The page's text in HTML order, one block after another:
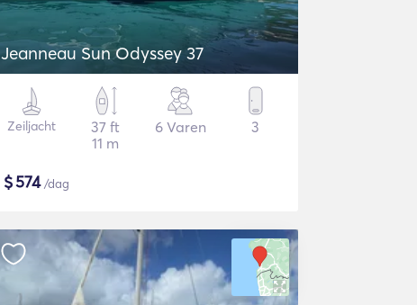
Jeanneau Sun Odyssey 37
Zeiljacht
37 ft
11 m
6 Varen 3
$574/dag